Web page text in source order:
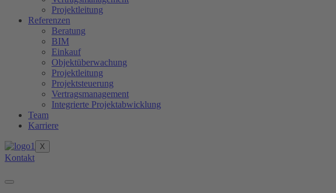
Projektleitung
Referenzen
Beratung
BIM
Einkauf
Objektüberwachung
Projektleitung
Projektsteuerung
Vertragsmanagement
Integrierte Projektabwicklung
Team
Karriere
X
Kontakt